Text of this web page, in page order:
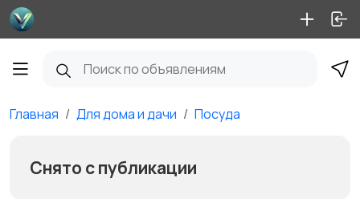
Главная Для дома и дачи Посуда
Снято с публикации